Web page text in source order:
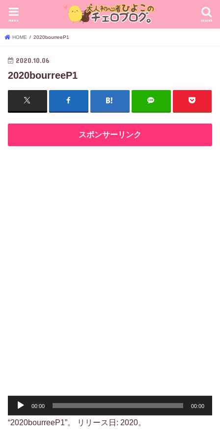
search
menu
HOME 2020bourreeP1
2020.10.06
2020bourreeP1
スポンサーリンク
プ
00:00 00:00
“2020bourreeP1”。 リリース日: 2020。